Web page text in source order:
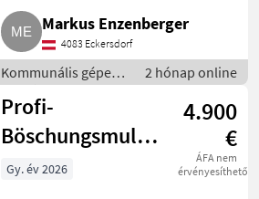
Markus Enzenberger
4083 Eckersdorf
Kommunális gépek /
Rézsűkasza
2 hónap online
Profi-
Böschungsmulcher
2,40 m,
4.900
€
ÁFA nem
érvényesíthető
Gy. év 2026